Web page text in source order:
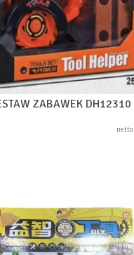
ZABAWEK DH12310
netto